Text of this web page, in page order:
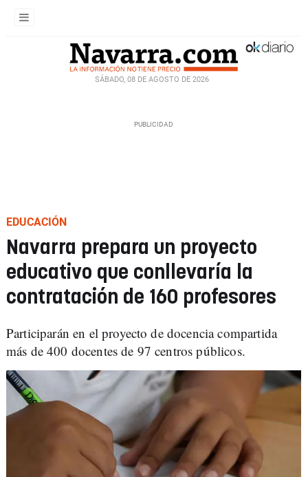
SÁBADO, 08 DE AGOSTO DE 2026
EDUCACIÓN
Navarra prepara un proyecto
educativo que conllevaría la
contratación de 160 profesores
Participarán en el proyecto de docencia compartida
más de 400 docentes de 97 centros públicos.